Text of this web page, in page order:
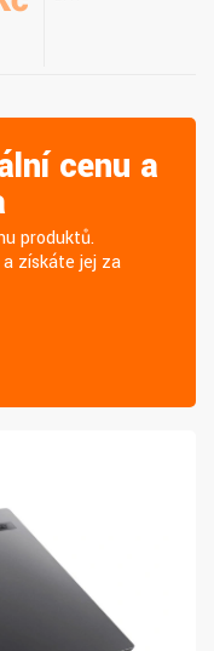
cenu a
produktů.
získáte jej za